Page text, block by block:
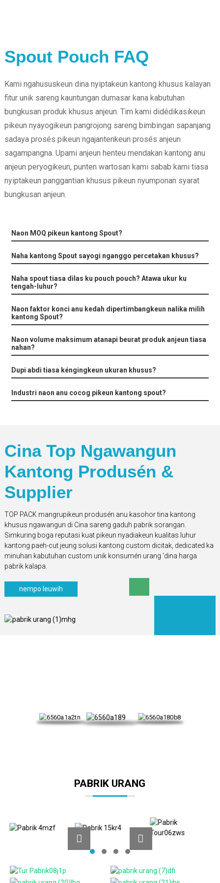
Spout Pouch FAQ
Kami ngahususkeun dina nyiptakeun kantong khusus kalayan
fitur unik sareng kauntungan dumasar kana kabutuhan
bungkusan produk khusus anjeun. Tim kami didédikasikeun
pikeun nyayogikeun pangrojong sareng bimbingan sapanjang
sadaya prosés pikeun ngajantenkeun prosés anjeun
sagampangna. Upami anjeun henteu mendakan kantong anu
anjeun peryogikeun, punten wartosan kami sabab kami tiasa
nyiptakeun panggantian khusus pikeun nyumponan syarat
bungkusan anjeun.
Naon MOQ pikeun kantong Spout?
Naha kantong Spout sayogi nganggo percetakan khusus?
Naha spout tiasa dilas ku pouch pouch? Atawa ukur ku
tengah-luhur?
Naon faktor konci anu kedah dipertimbangkeun nalika milih
kantong Spout?
Naon volume maksimum atanapi beurat produk anjeun tiasa
nahan?
Dupi abdi tiasa kéngingkeun ukuran khusus?
Industri naon anu cocog pikeun kantong spout?
Cina Top Ngawangun
Kantong Produsén &
Supplier
TOP PACK mangrupikeun produsén anu kasohor tina kantong
khusus ngawangun di Cina sareng gaduh pabrik sorangan.
Simkuring boga reputasi kuat pikeun nyadiakeun kualitas luhur
kantong paeh-cut jeung solusi kantong custom dicitak, dedicated ka
minuhan kabutuhan custom unik konsumén urang 'dina harga
pabrik kalapa.
nempo leuwih
PABRIK URANG